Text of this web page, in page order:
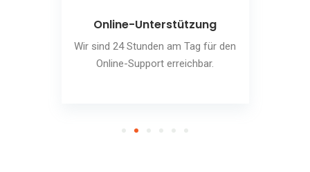
Online-Unterstützung
Wir sind 24 Stunden am Tag für den
Online-Support erreichbar.